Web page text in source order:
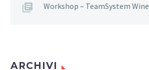
Workshop – TeamSystem Wine
ARCHIVI